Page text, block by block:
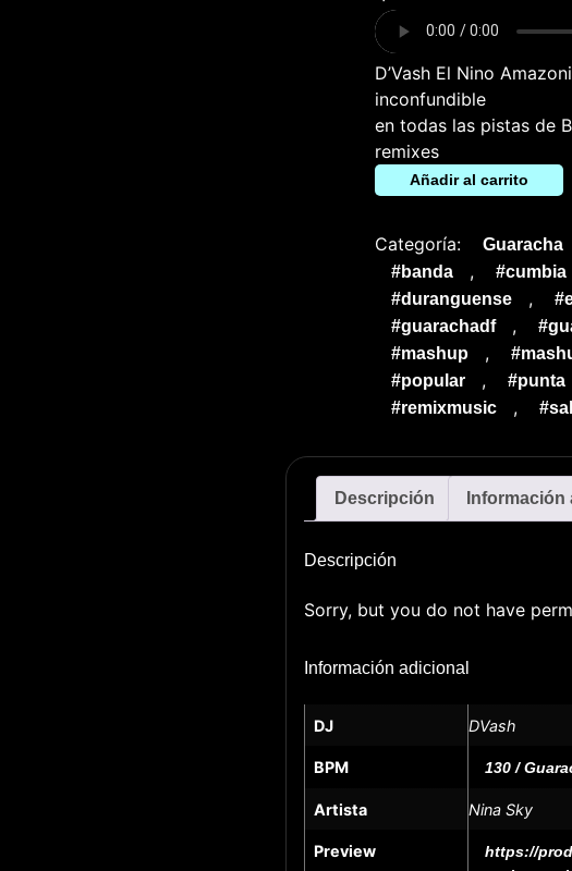
D’Vash El Nino
inconfundible
en todas las pistas de
remixes
Añadir al carrito
Categoría: Guaracha
#banda , #cumbia
#duranguense ,
#guarachadf ,
#mashup ,
#popular , #punta
#remixmusic ,
Descripción Información
Descripción
Sorry, but you do not have
Información adicional
DJ DVash
BPM 130 /
Artista Nina Sky
Preview
https://